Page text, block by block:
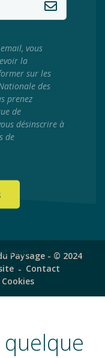
vous
la
sur les
des
prenez
de
désinscrire à
de
Paysage - © 2024
Contact
Cookies
non